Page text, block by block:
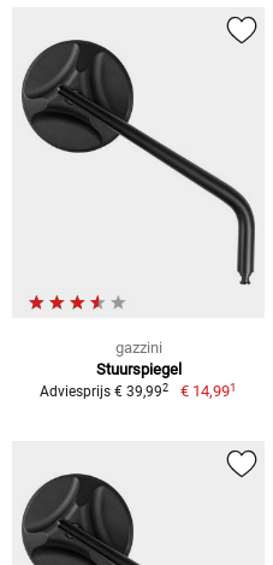
gazzini
Stuurspiegel
Adviesprijs € 39,992 € 14,991